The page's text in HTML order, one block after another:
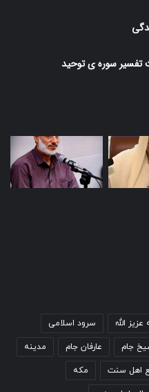
تفسیر سوره ی توحید
الله سرود اسلامی
جام عارفان جام مدینه
اهل سنت مکه